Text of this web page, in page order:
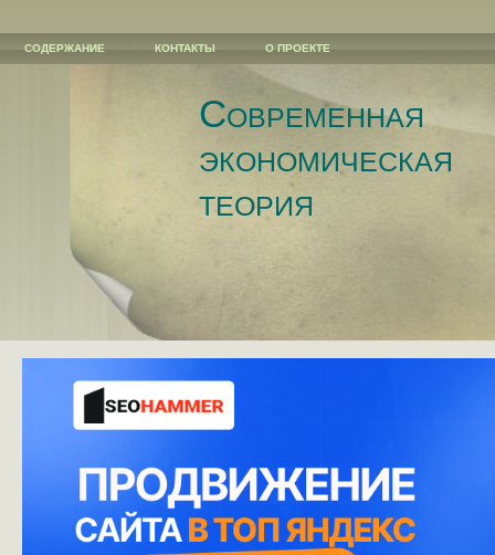
СОДЕРЖАНИЕ КОНТАКТЫ О ПРОЕКТЕ
Современная
экономическая
теория